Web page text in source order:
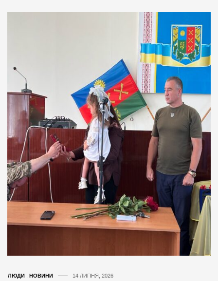
ЛЮДИ НОВИНИ 14 ЛИПНЯ, 2026